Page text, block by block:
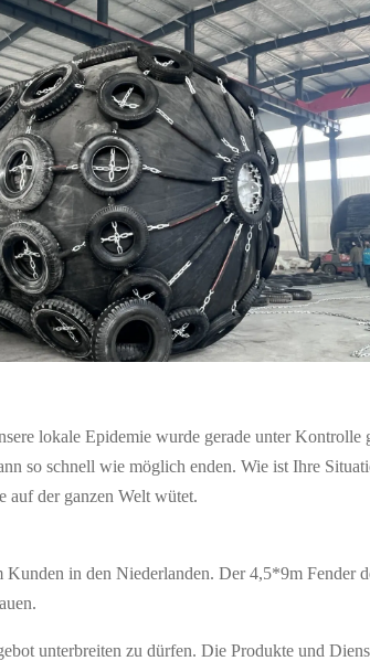
lokale Epidemie wurde gerade unter Kontrolle
so schnell wie möglich enden. Wie ist Ihre
auf der ganzen Welt wütet.
in den Niederlanden. Der 4,5*9m Fender
unterbreiten zu dürfen. Die Produkte und